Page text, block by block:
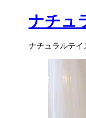
ナチュ
ナチュラルテ